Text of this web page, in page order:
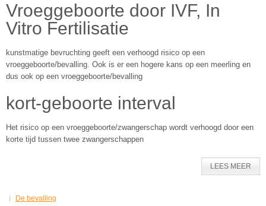
Vroeggeboorte door IVF, In
Vitro Fertilisatie
kunstmatige bevruchting geeft een verhoogd risico op een
vroeggeboorte/bevalling. Ook is er een hogere kans op een meerling en
dus ook op een vroeggeboorte/bevalling
kort-geboorte interval
Het risico op een vroeggeboorte/zwangerschap wordt verhoogd door een
korte tijd tussen twee zwangerschappen
LEES MEER
De bevalling